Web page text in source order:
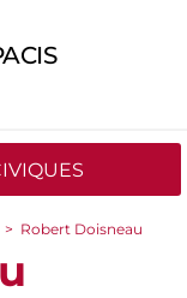
> Robert Doisneau